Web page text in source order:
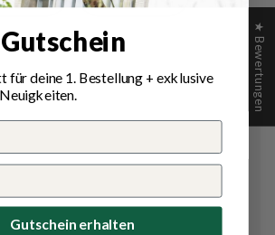
★ Bewertungen
für deine 1. Bestellung+ exklusive
Gutschein erhalten